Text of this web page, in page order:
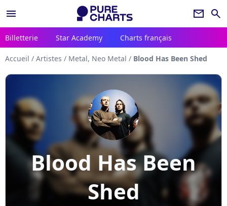
menu newsletter search
Billetterie Star Academy Charts français
Accueil / Artistes / Metal, Neo Metal / Blood Has Been Shed
Blood Has Been
Shed